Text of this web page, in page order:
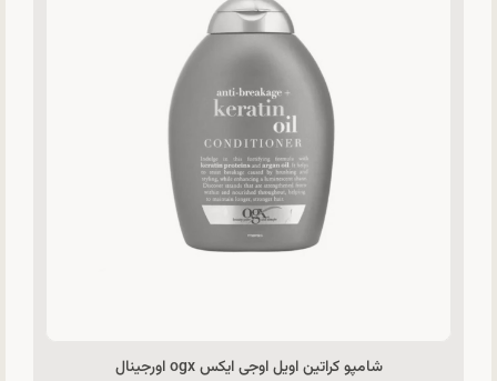
شامپو کراتین اویل اوجی ایکس ogx اورجینال